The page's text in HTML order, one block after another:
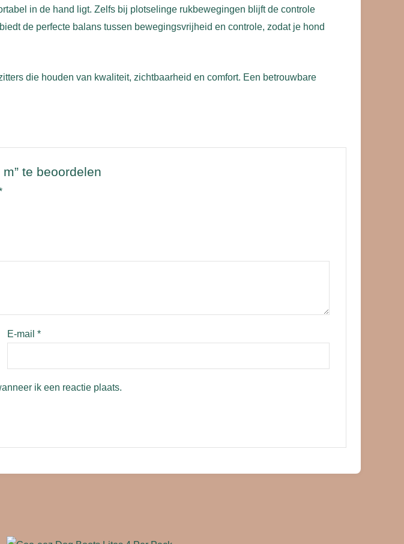
in de hand ligt. Zelfs bij plotselinge rukbewegingen blijft de controle
biedt de perfecte balans tussen bewegingsvrijheid en controle, zodat je hond
die houden van kwaliteit, zichtbaarheid en comfort. Een betrouwbare
te beoordelen
E-mail *
ik een reactie plaats.